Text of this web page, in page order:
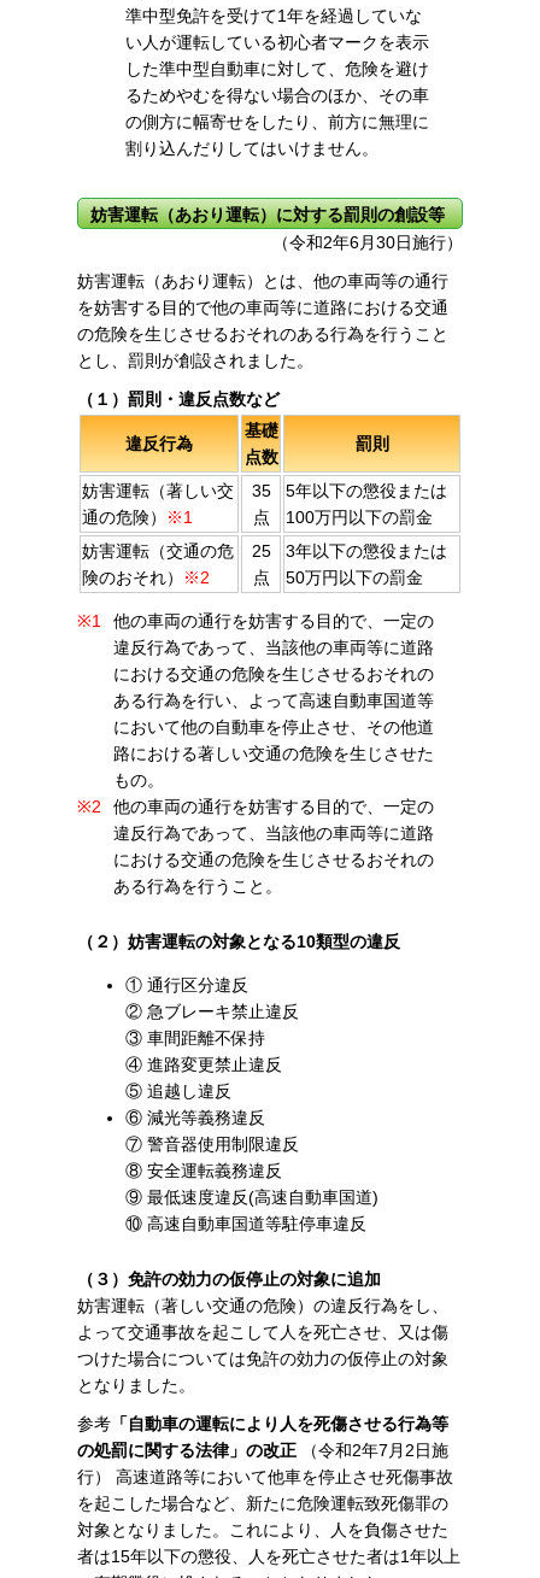
準中型免許を受けて1年を経過していな
い人が運転している初心者マークを表示
した準中型自動車に対して、危険を避け
るためやむを得ない場合のほか、その車
の側方に幅寄せをしたり、前方に無理に
割り込んだりしてはいけません。
妨害運転（あおり運転）に対する罰則の創設等
（令和2年6月30日施行）
妨害運転（あおり運転）とは、他の車両等の通行
を妨害する目的で他の車両等に道路における交通
の危険を生じさせるおそれのある行為を行うこと
とし、罰則が創設されました。
（１）罰則・違反点数など
違反行為
基礎
点数
罰則
妨害運転（著しい交
通の危険）
※1
35
点
5年以下の懲役または
100万円以下の罰金
妨害運転（交通の危
険のおそれ）
※2
25
点
3年以下の懲役または
50万円以下の罰金
※1
他の車両の通行を妨害する目的で、一定の
違反行為であって、当該他の車両等に道路
における交通の危険を生じさせるおそれの
ある行為を行い、よって高速自動車国道等
において他の自動車を停止させ、その他道
路における著しい交通の危険を生じさせた
もの。
※2
他の車両の通行を妨害する目的で、一定の
違反行為であって、当該他の車両等に道路
における交通の危険を生じさせるおそれの
ある行為を行うこと。
（２）妨害運転の対象となる10類型の違反
① 通行区分違反
② 急ブレーキ禁止違反
③ 車間距離不保持
④ 進路変更禁止違反
⑤ 追越し違反
⑥ 減光等義務違反
⑦ 警音器使用制限違反
⑧ 安全運転義務違反
⑨ 最低速度違反(高速自動車国道)
⑩ 高速自動車国道等駐停車違反
（３）免許の効力の仮停止の対象に追加
妨害運転（著しい交通の危険）の違反行為をし、
よって交通事故を起こして人を死亡させ、又は傷
つけた場合については免許の効力の仮停止の対象
となりました。
参考 「自動車の運転により人を死傷させる行為等
の処罰に関する法律」の改正
（令和2年7月2日施
行）
高速道路等において他車を停止させ死傷事故
を起こした場合など、新たに危険運転致死傷罪の
対象となりました。これにより、人を負傷させた
者は15年以下の懲役、人を死亡させた者は1年以上